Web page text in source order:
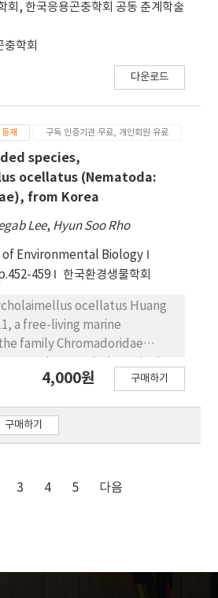
회, 한국응용곤충학회 공동 춘계학술
충학회
다운로드
재 구독 인증기관 무료, 개인회원 유료
species,
ocellatus (Nematoda:
from Korea
Lee, Hyun Soo Rho
of Environmental Biology
459 한국환경생물학회
ocellatus Huang
a free-living marine
family Chromadoridae
was collected from
of Korea. Ptycholaimellus
by a distinct set of
a transversely striated
pharyngeal bulbs. This study
taxonomic report of the
4,000원 구매하기
구매하기
3 4 5 다음